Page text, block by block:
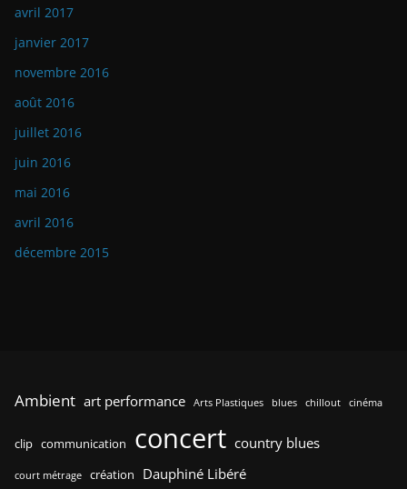
avril 2017
janvier 2017
novembre 2016
août 2016
juillet 2016
juin 2016
mai 2016
avril 2016
décembre 2015
Ambient art performance Arts Plastiques blues chillout cinéma
clip communication concert country blues
court métrage création Dauphiné Libéré